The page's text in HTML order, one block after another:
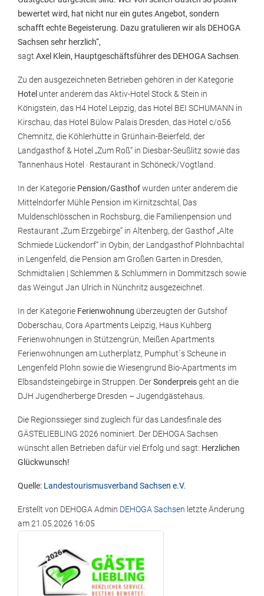
bewertet wird, hat nicht nur ein gutes Angebot, sondern
schafft echte Begeisterung. Dazu gratulieren wir als DEHOGA
Sachsen sehr herzlich“,
sagt Axel Klein, Hauptgeschäftsführer des DEHOGA Sachsen
Zu den ausgezeichneten Betrieben gehören in der Kategorie
Hotel unter anderem das Aktiv-Hotel Stock & Stein in
Königstein, das H4 Hotel Leipzig, das Hotel BEI SCHUMANN in
Kirschau, das Hotel Bülow Palais Dresden, das Hotel c/o56
Chemnitz, die Köhlerhütte in Grünhain-Beierfeld, der
Landgasthof & Hotel „Zum Roß“ in Diesbar-Seußlitz sowie das
Tannenhaus Hotel · Restaurant in Schöneck/Vogtland.
In der Kategorie Pension/Gasthofwurden unter anderem die
Mittelndorfer Mühle Pension im Kirnitzschtal, Das
Muldenschlösschen in Rochsburg, die Familienpension und
Restaurant „Zum Erzgebirge“ in Altenberg, der Gasthof „Alte
Schmiede Lückendorf“ in Oybin, der Landgasthof Plohnbachtal
in Lengenfeld, die Pension am Großen Garten in Dresden,
Schmidtalien | Schlemmen & Schlummern in Dommitzsch sowie
das Weingut Jan Ulrich in Nünchritz ausgezeichnet.
In der Kategorie Ferienwohnung überzeugten der Gutshof
Doberschau, Cora Apartments Leipzig, Haus Kuhberg
Ferienwohnungen in Stützengrün, Meißen Apartments
Ferienwohnungen am Lutherplatz, Pumphut´s Scheune in
Lengenfeld Plohn sowie die Wiesengrund Bio-Apartments im
Elbsandsteingebirge in Struppen. DerSonderpreisgeht an die
DJH Jugendherberge Dresden – Jugendgästehaus.
Die Regionssieger sind zugleich für das Landesfinale des
GÄSTELIEBLING 2026 nominiert. Der DEHOGA Sachsen
wünscht allen Betrieben dafür viel Erfolg und sagt: Herzlichen
Glückwunsch!
Quelle: Landestourismusverband Sachsen e.V.
Erstellt von DEHOGA Admin DEHOGA Sachsen letzte Änderung
am21.05.2026 16:05